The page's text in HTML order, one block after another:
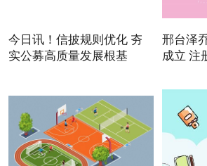
今日讯！信披规则优化 夯
实公募高质量发展根基
邢台泽
成立 注